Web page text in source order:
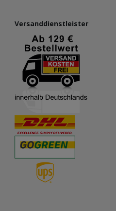
Versanddienstleister